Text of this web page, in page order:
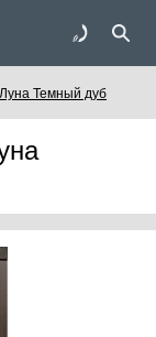
Темный дуб